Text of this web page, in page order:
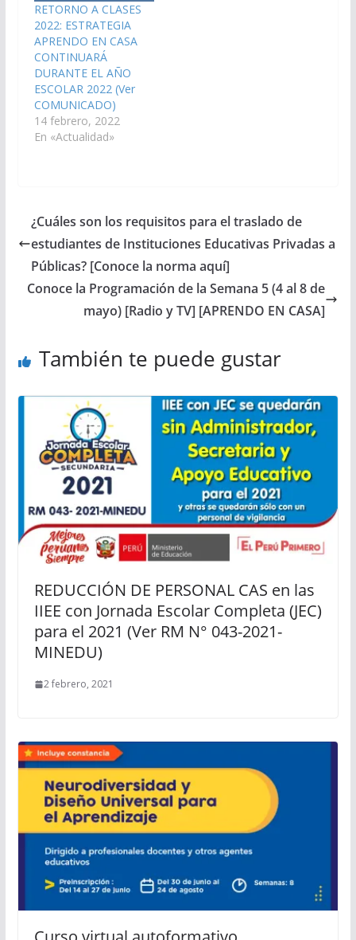
RETORNO A CLASES
2022: ESTRATEGIA
APRENDO EN CASA
CONTINUARÁ
DURANTE EL AÑO
ESCOLAR 2022 (Ver
COMUNICADO)
14 febrero, 2022
En «Actualidad»
¿Cuáles son los requisitos para el traslado de
estudiantes de Instituciones Educativas Privadas a
Públicas? [Conoce la norma aquí]
Conoce la Programación de la Semana 5 (4 al 8 de
mayo) [Radio y TV] [APRENDO EN CASA]
También te puede gustar
REDUCCIÓN DE PERSONAL CAS en las
IIEE con Jornada Escolar Completa (JEC)
para el 2021 (Ver RM N° 043-2021-
MINEDU)
2 febrero, 2021